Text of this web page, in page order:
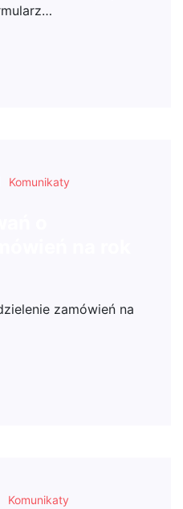
Komunikaty
zamówień na
Komunikaty